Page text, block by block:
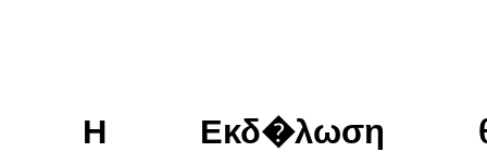
Η Εκδ�λωση